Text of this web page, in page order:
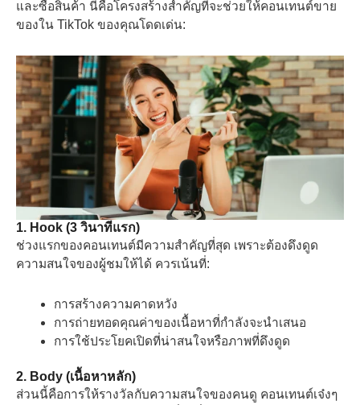
และซื้อสินค้า นี่คือโครงสร้างสำคัญที่จะช่วยให้คอนเทนต์ขาย
ของใน TikTok ของคุณโดดเด่น:
1. Hook (3 วินาทีแรก)
ช่วงแรกของคอนเทนต์มีความสำคัญที่สุด เพราะต้องดึงดูด
ความสนใจของผู้ชมให้ได้ ควรเน้นที่:
การสร้างความคาดหวัง
การถ่ายทอดคุณค่าของเนื้อหาที่กำลังจะนำเสนอ
การใช้ประโยคเปิดที่น่าสนใจหรือภาพที่ดึงดูด
2. Body (เนื้อหาหลัก)
ส่วนนี้คือการให้รางวัลกับความสนใจของคนดู คอนเทนต์เจ๋งๆ